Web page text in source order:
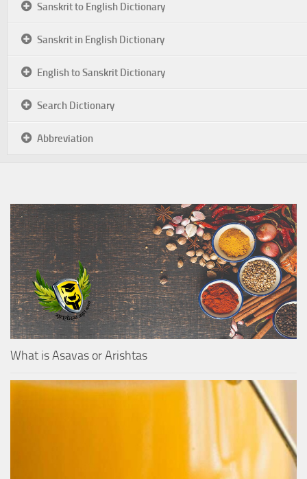
Sanskrit to English Dictionary
Sanskrit in English Dictionary
English to Sanskrit Dictionary
Search Dictionary
Abbreviation
What is Asavas or Arishtas